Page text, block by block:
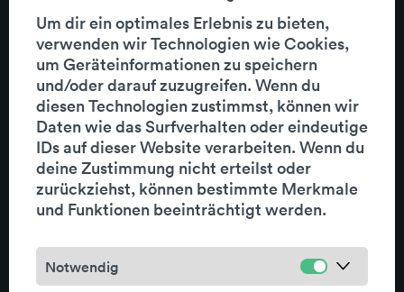
Rebranding mms – Dynamik und
Innovation im Fokus
weiterlesen
Um dir ein optimales Erlebnis zu bieten,
verwenden wir Technologien wie Cookies,
um Geräteinformationen zu speichern
und/oder darauf zuzugreifen. Wenn du
diesen Technologien zustimmst, können wir
Daten wie das Surfverhalten oder eindeutige
IDs auf dieser Website verarbeiten. Wenn du
deine Zustimmung nicht erteilst oder
zurückziehst, können bestimmte Merkmale
und Funktionen beeinträchtigt werden.
Notwendig